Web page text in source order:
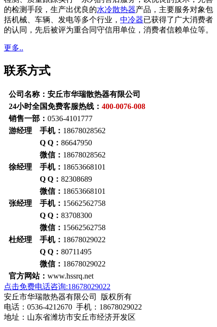
的检测手段，生产出优良的水冷散热器产品，主要服务对象包
括机械、车辆、发电等多个行业， 中冷器已获得了广大消费者
的认同，先后被评为重合同守信用单位，消费者信赖单位等。
更多..
联系方式
公司名称：安丘市华瑞散热器有限公司
24小时全国免费客服热线： 400-0076-008
销售一部： 0536-4101777
游经理 手机： 18678028562
Q Q： 86647950
微信： 18678028562
徐经理 手机： 18653668101
Q Q： 82308689
微信： 18653668101
张经理 手机： 15662562758
Q Q： 83708300
微信： 15662562758
杜经理 手机： 18678029022
Q Q： 80711495
微信： 18678029022
官方网站： www.hssrq.net
点击免费电话咨询:18678029022
安丘市华瑞散热器有限公司 版权所有
电话：0536-4212670 手机：18678029022
地址：山东省潍坊市安丘市经济开发区